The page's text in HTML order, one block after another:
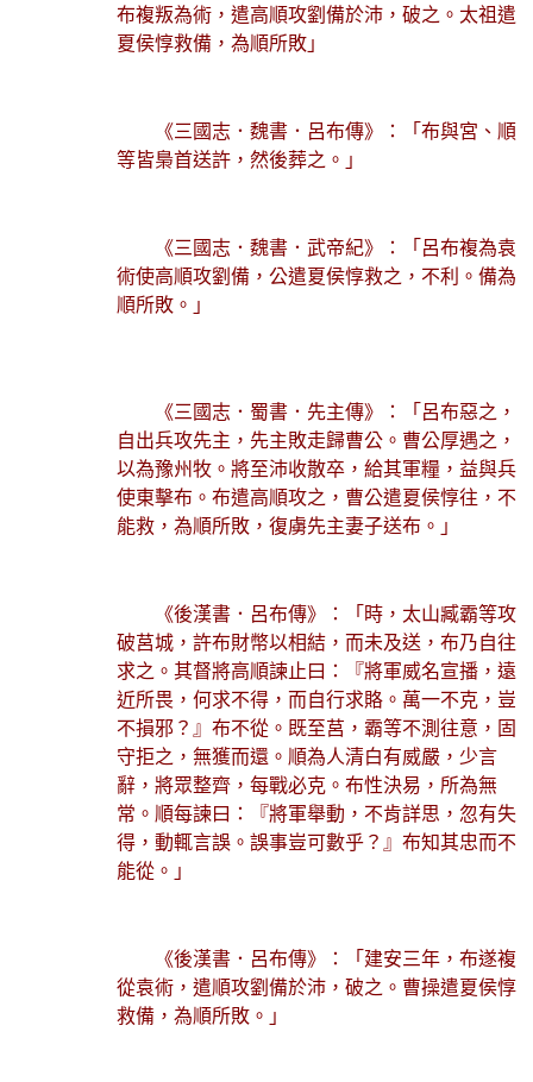
布複叛為術，遣高順攻劉備於沛，破之。太祖遣
夏侯惇救備，為順所敗」
《三國志．魏書．呂布傳》：「布與宮、順
等皆梟首送許，然後葬之。」
《三國志．魏書．武帝紀》：「呂布複為袁
術使高順攻劉備，公遣夏侯惇救之，不利。備為
順所敗。」
《三國志．蜀書．先主傳》：「呂布惡之，
自出兵攻先主，先主敗走歸曹公。曹公厚遇之，
以為豫州牧。將至沛收散卒，給其軍糧，益與兵
使東擊布。布遣高順攻之，曹公遣夏侯惇往，不
能救，為順所敗，復虜先主妻子送布。」
《後漢書．呂布傳》：「時，太山臧霸等攻
破莒城，許布財幣以相結，而未及送，布乃自往
求之。其督將高順諫止曰：『將軍威名宣播，遠
近所畏，何求不得，而自行求賂。萬一不克，豈
不損邪？』布不從。既至莒，霸等不測往意，固
守拒之，無獲而還。順為人清白有威嚴，少言
辭，將眾整齊，每戰必克。布性決易，所為無
常。順每諫曰：『將軍舉動，不肯詳思，忽有失
得，動輒言誤。誤事豈可數乎？』布知其忠而不
能從。」
《後漢書．呂布傳》：「建安三年，布遂複
從袁術，遣順攻劉備於沛，破之。曹操遣夏侯惇
救備，為順所敗。」